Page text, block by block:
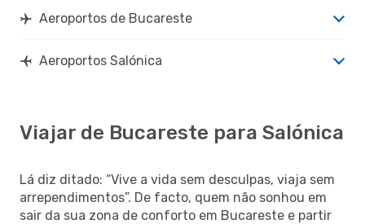
Aeroportos de Bucareste
Aeroportos Salónica
Viajar de Bucareste para Salónica
Lá diz ditado: “Vive a vida sem desculpas, viaja sem
arrependimentos”. De facto, quem não sonhou em
sair da sua zona de conforto em Bucareste e partir